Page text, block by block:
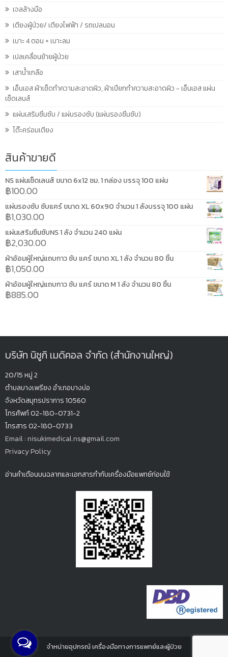
เจลล้างมือ
เตียงผู้ป่วย/ เตียงไฟฟ้า / รถเปลนอน
เบาะ 4 ตอน + เบาะลม
เปลเคลื่อนย้ายผู้ป่วย
เสาน้ำเกลือ
เอ็นเอส ผ้าเช็ดทำความสะอาดผิว, ผ้าเปียกทำความสะอาดผิว - เอ็นเอส แผ่น
เช็ดเลนส์
แผ่นเสริมซึมซับ / แผ่นรองซับ (แผ่นรองซึมซับ)
โต๊ะคร่อมเตียง
สินค้าขายดี
NS แผ่นเช็ดเลนส์ ขนาด 6x12 ซม. 1 กล่อง บรรจุ 100 แผ่น
฿100.00
แผ่นรองซับ ซับแคร์ ขนาด XL 60x90 จำนวน 1 ลังบรรจุ 100 แผ่น
฿1,030.00
แผ่นเสริมซึมซับNS 1 ลัง จำนวน 240 แผ่น
฿2,030.00
ผ้าอ้อมผู้ใหญ่แถบกาว ซับ แคร์ ขนาด XL 1 ลัง จำนวน 80 ชิ้น
฿1,050.00
ผ้าอ้อมผู้ใหญ่แถบกาว ซับ แคร์ ขนาด M 1 ลัง จำนวน 80 ชิ้น
฿885.00
บริษัท นิซูกิ เมดิคอล จำกัด (สำนักงานใหญ่)
20/15 หมู่ 2
ตำบลบางเพรียงอำเภอบางบ่อ
จังหวัดสมุทรปราการ 10560
โทรศัพท์ 02-180-0731-2
โทรสาร 02-180-0733
Email : nisukimedical.ns@gmail.com
Privacy Policy
อ่านคำเตือนบนฉลากและเอกสารกำกับเครื่องมือแพทย์ก่อนใช้
จำหน่ายอุปกรณ์ เครื่องมือทางการแพทย์และผู้ป่วย